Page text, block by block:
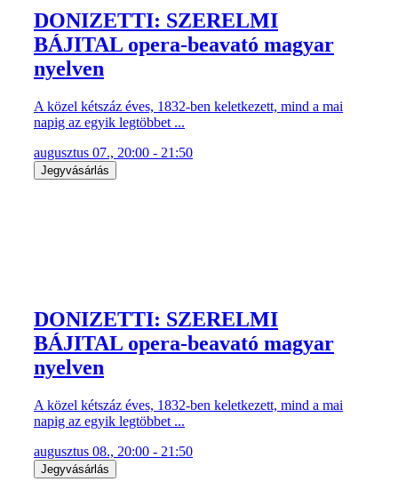
DONIZETTI: SZERELMI
BÁJITAL opera-beavató magyar
nyelven
A közel kétszáz éves, 1832-ben keletkezett, mind a mai
napig az egyik legtöbbet ...
augusztus 07., 20:00 - 21:50
Jegyvásárlás
DONIZETTI: SZERELMI
BÁJITAL opera-beavató magyar
nyelven
A közel kétszáz éves, 1832-ben keletkezett, mind a mai
napig az egyik legtöbbet ...
augusztus 08., 20:00 - 21:50
Jegyvásárlás